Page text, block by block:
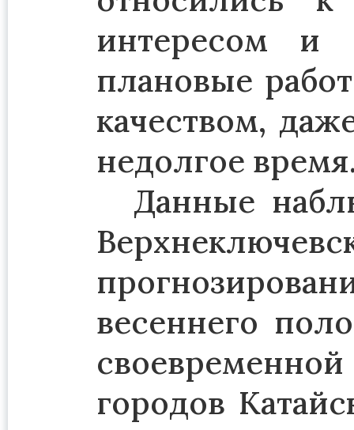
интересом и
плановые
качеством,
недолгое
Данные
весеннего
городов